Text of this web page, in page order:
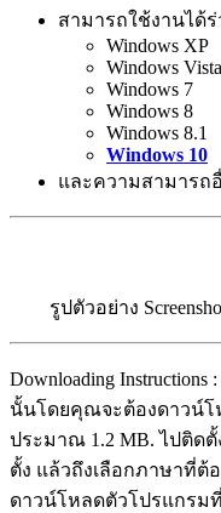
สามารถใช้งานได้
Windows XP
Windows Vista
Windows 7
Windows 8
Windows 8.1
Windows 10
และความสามารถ
รูปตัวอย่าง
Downloading
นั้นโดยคุณจะต้องดาวน์โ
ประมาณ 1.2 MB. ไปติด
ตั้ง แล้วถึงเลือกภาษาที่ต้อ
ดาวน์โหลดตัวโปรแกรม